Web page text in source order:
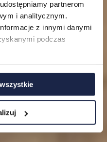
partnerom
i analitycznym.
z innymi danymi
podczas